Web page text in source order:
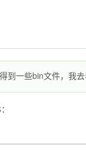
到一些bin文件，我